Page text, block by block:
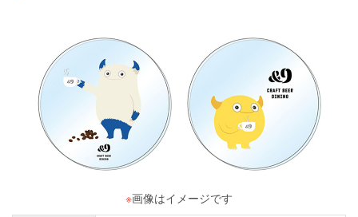
※画像はイメージです